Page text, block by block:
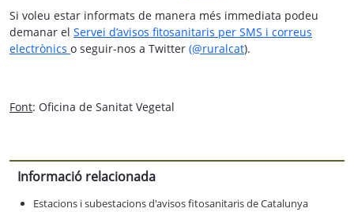
Si voleu estar informats de manera més immediata podeu
demanar el Servei d’avisos fitosanitaris per SMS i correus
electrònics o seguir-nos a Twitter (@ruralcat).
Font: Oficina de Sanitat Vegetal
Informació relacionada
Estacions i subestacions d'avisos fitosanitaris de Catalunya